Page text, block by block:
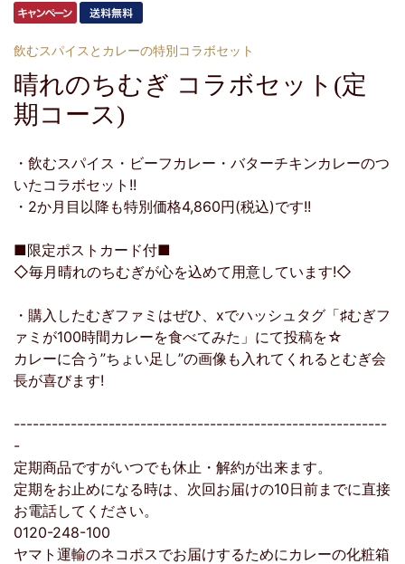
飲むスパイスとカレーの特別コラボセット
晴れのちむぎ コラボセット(定
期コース)
・飲むスパイス・ビーフカレー・バターチキンカレーのつ
いたコラボセット!!
・2か月目以降も特別価格4,860円(税込)です!!
■限定ポストカード付■
◇毎月晴れのちむぎが心を込めて用意しています!◇
・購入したむぎファミはぜひ、xでハッシュタグ「♯むぎフ
ァミが100時間カレーを食べてみた」にて投稿を☆
カレーに合う”ちょい足し”の画像も入れてくれるとむぎ会
長が喜びます!
-----------------------------------------------------------
-
定期商品ですがいつでも休止・解約が出来ます。
定期をお止めになる時は、次回お届けの10日前までに直接
お電話してください。
0120-248-100
ヤマト運輸のネコポスでお届けするためにカレーの化粧箱